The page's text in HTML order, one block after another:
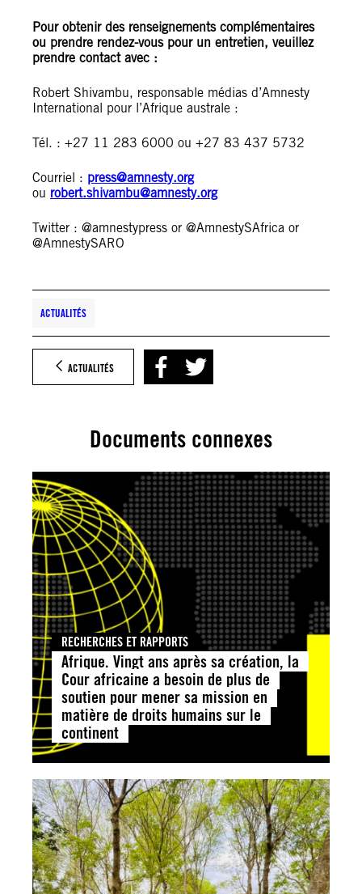
Pour obtenir des renseignements complémentaires
ou prendre rendez-vous pour un entretien, veuillez
prendre contact avec :
Robert Shivambu, responsable médias d’Amnesty
International pour l’Afrique australe :
Tél. : +27 11 283 6000 ou +27 83 437 5732
Courriel : press@amnesty.org
ou robert.shivambu@amnesty.org
Twitter : @amnestypress or @AmnestySAfrica or
@AmnestySARO
ACTUALITÉS
ACTUALITÉS
Documents connexes
RECHERCHES ET RAPPORTS
Afrique. Vingt ans après sa création, la
Cour africaine a besoin de plus de
soutien pour mener sa mission en
matière de droits humains sur le
continent